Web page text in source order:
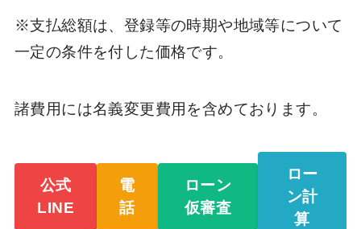
※支払総額は、登録等の時期や地域等について
一定の条件を付した価格です。
諸費用には名義変更費用を含めております。
公式
LINE
電
話
ローン
仮審査
ロー
ン計
算